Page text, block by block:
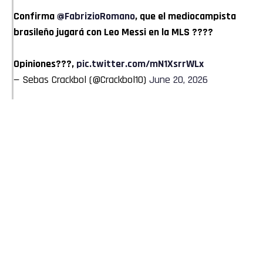
Confirma@FabrizioRomano, que el mediocampista
brasileño jugará con Leo Messi en la MLS ????
Opiniones???, pic.twitter.com/mN1XsrrWLx
— Sebas Crackbol (@Crackbol10) June 20, 2026